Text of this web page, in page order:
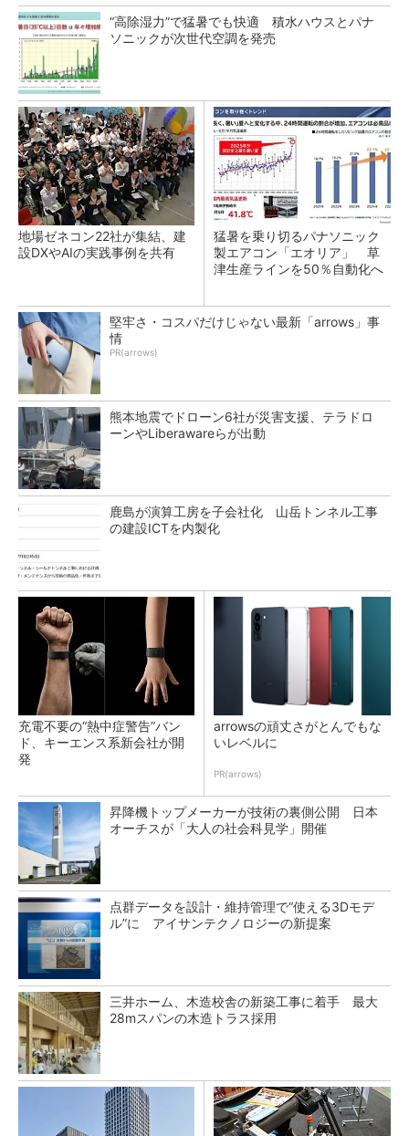
“高除湿力”で猛暑でも快適 積水ハウスとパナ
ソニックが次世代空調を発売
地場ゼネコン22社が集結、建
設DXやAIの実践事例を共有
猛暑を乗り切るパナソニック
製エアコン「エオリア」 草
津生産ラインを50％自動化へ
堅牢さ・コスパだけじゃない最新「arrows」事
情
PR(arrows)
熊本地震でドローン6社が災害支援、テラドロ
ーンやLiberawareらが出動
鹿島が演算工房を子会社化 山岳トンネル工事
の建設ICTを内製化
充電不要の“熱中症警告”バン
ド、キーエンス系新会社が開
発
arrowsの頑丈さがとんでもな
いレベルに
PR(arrows)
昇降機トップメーカーが技術の裏側公開 日本
オーチスが「大人の社会科見学」開催
点群データを設計・維持管理で“使える3Dモデ
ル”に アイサンテクノロジーの新提案
三井ホーム、木造校舎の新築工事に着手 最大
28mスパンの木造トラス採用